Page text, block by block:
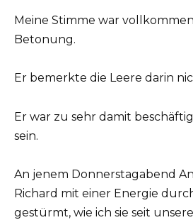
Meine Stimme war
Betonung.
Er bemerkte die Leere darin
Er war zu sehr damit
sein.
An jenem Donnerstagabend
Richard mit einer Energie
gestürmt, wie ich sie seit